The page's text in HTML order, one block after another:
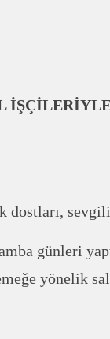
dostları,
günleri
yönelik